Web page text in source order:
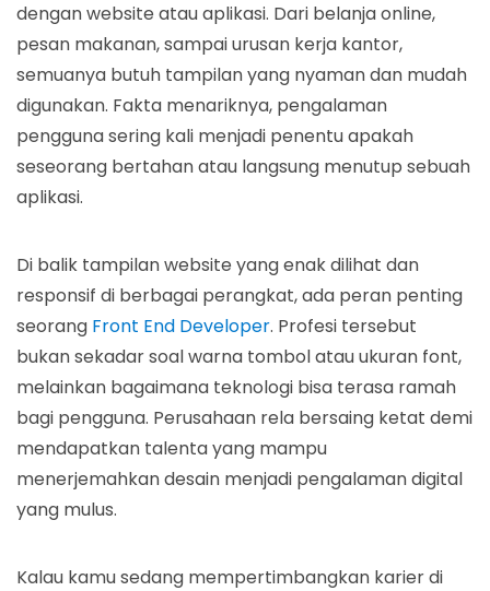
dengan website atau aplikasi. Dari belanja online,
pesan makanan, sampai urusan kerja kantor,
semuanya butuh tampilan yang nyaman dan mudah
digunakan. Fakta menariknya, pengalaman
pengguna sering kali menjadi penentu apakah
seseorang bertahan atau langsung menutup sebuah
aplikasi.
Di balik tampilan website yang enak dilihat dan
responsif di berbagai perangkat, ada peran penting
seorang Front End Developer. Profesi tersebut
bukan sekadar soal warna tombol atau ukuran font,
melainkan bagaimana teknologi bisa terasa ramah
bagi pengguna. Perusahaan rela bersaing ketat demi
mendapatkan talenta yang mampu
menerjemahkan desain menjadi pengalaman digital
yang mulus.
Kalau kamu sedang mempertimbangkan karier di